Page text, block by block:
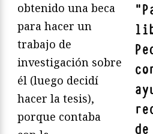
"
obtenido una beca
para hacer un
trabajo de
investigación sobre
él (luego decidí
hacer la tesis),
porque contaba